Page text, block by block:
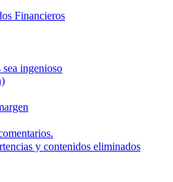
Financieros
ingenioso
y contenidos eliminados